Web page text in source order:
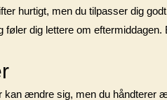
hurtigt, men du tilpasser dig
føler dig lettere om
kan ændre sig, men du håndterer